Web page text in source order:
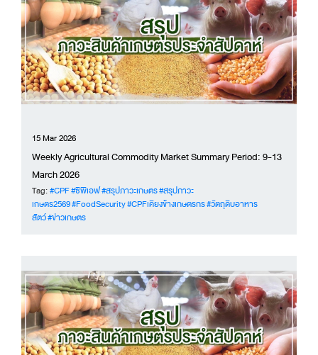
15 Mar 2026
Weekly Agricultural Commodity Market Summary Period: 9-13
March 2026
Tag:#CPF#ซีพีเอฟ#สรุปภาวะเกษตร#สรุปภาวะ
เกษตร2569#FoodSecurity#CPFเคียงข้างเกษตรกร#วัตถุดิบอาหาร
สัตว์#ข่าวเกษตร